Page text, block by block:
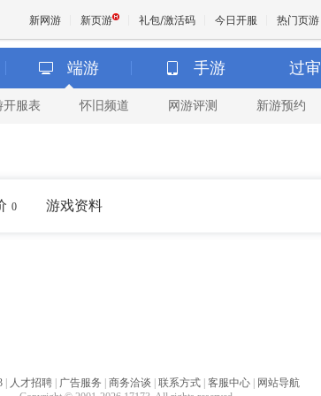
新网游 新页游 礼包/激活码 今日开服 热门页游
魔兽
端游 手游 过
开服表 怀旧频道 网游评测 新游预约
0 游戏资料
人才招聘 广告服务 商务洽谈 联系方式 客服中心
网站导航